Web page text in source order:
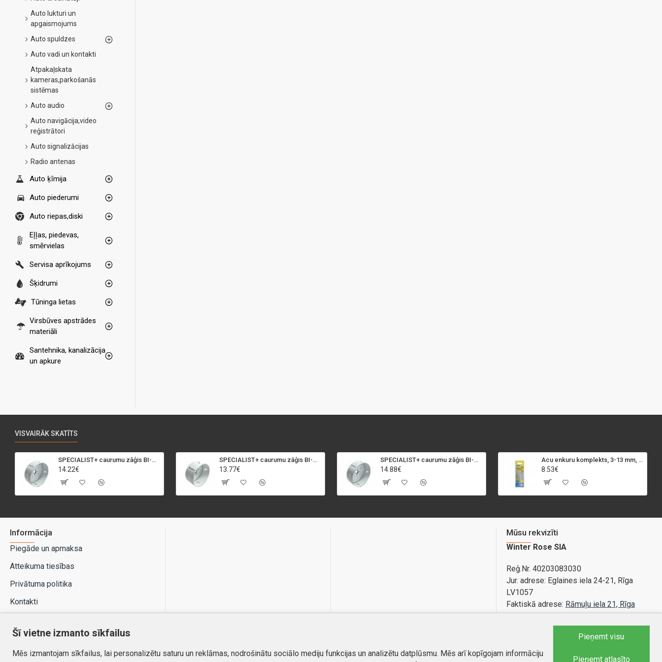
Auto lukturi un
apgaismojums
Auto spuldzes
Auto vadi un kontakti
Atpakaļskata
kameras,parkošanās
sistēmas
Auto audio
Auto navigācija,video
reģistrātori
Auto signalizācijas
Radio antenas
Auto ķīmija
Auto piederumi
Auto riepas,diski
Eļļas, piedevas,
smērvielas
Servisa aprīkojums
Šķidrumi
Tūninga lietas
Virsbūves apstrādes
materiāli
Santehnika, kanalizācija
un apkure
VISVAIRĀK SKATĪTS
SPECIALIST+ caurumu zāģis BI-METAL, 95 mm
14.22€
SPECIALIST+ caurumu zāģis BI-METAL, 92 mm
13.77€
SPECIALIST+ caurumu zāģis BI-METAL, 98 mm
14.88€
Acu enkuru komplekts, 3-13 mm, Rapid, 12 gab.
8.53€
Informācija
Piegāde un apmaksa
Atteikuma tiesības
Privātuma politika
Kontakti
Mūsu rekvizīti
Winter Rose SIA
Reģ.Nr. 40203083030
Jur. adrese: Eglaines iela 24-21, Rīga
LV1057
Faktiskā adrese: Rāmuļu iela 21, Rīga
Bankas konts: LV89PARX0020365840001
Tel.:25588879
Šī vietne izmanto sīkfailus
Mēs izmantojam sīkfailus, lai personalizētu saturu un reklāmas, nodrošinātu sociālo mediju funkcijas un analizētu datplūsmu. Mēs arī kopīgojam informāciju
Pieņemt visu
Pieņemt atlasīto